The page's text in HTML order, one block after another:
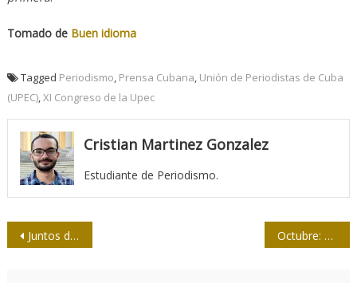
Tomado de Buen idioma
Tagged Periodismo Prensa Cubana Unión de Periodistas de Cuba
(UPEC), XI Congreso de la Upec
Cristian Martinez Gonzalez
Estudiante de Periodismo.
Navegación
Juntos de la base a la cumbre Octubre: cuarenta y una notas con Palestina en el corazón